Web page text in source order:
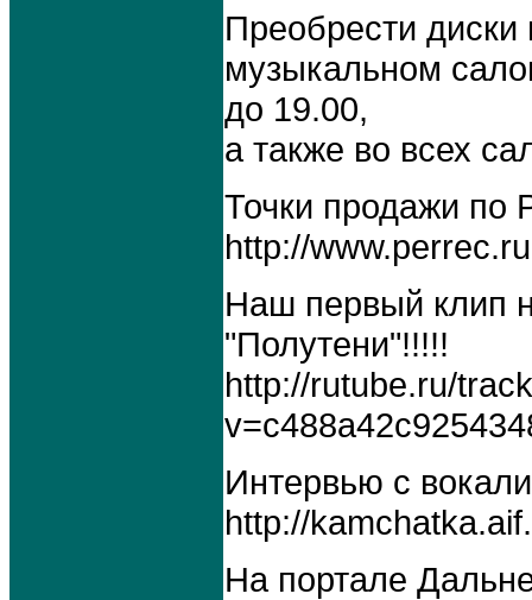
Преобрести
музыкальном
до 19.00,
а также во всех
Точки продажи
http://
Наш первый клип
"Полутени"!!!!!
http://rutube.ru/
Интервью с
http://
На портале